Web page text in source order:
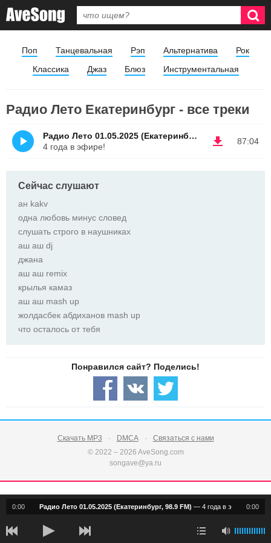
Поп Танцевальная Рэп Альтернатива
Рок
Классика
Джаз Блюз Инструментальная
Радио Лето Екатеринбург - все треки
87:04
Радио Лето 01.05.2025 (Екатеринбург, 98.9 FM)
4 года в эфире!
Сейчас слушают
ан kakv
одна любовь минус словед
слушать строго в наушниках
аш аш dj
джана
аш аш remix
крылья камаз
аш аш mash up
жолдасбек абдиханов mash up
что осталось от тебя
Скачать MP3 DMCA
Связаться с нами
© 2022 – 2026 AveSong.com
songave@ya.ru
0:00 0:00
Радио Лето 01.05.2025 (Екатеринбург, 98.9 FM) — 4 года в эфире!